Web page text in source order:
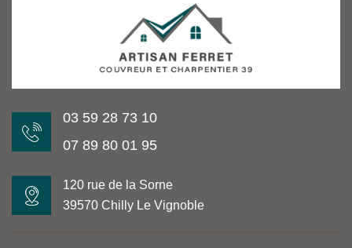
03 59 28 73 10
07 89 80 01 95
120 rue de la Sorne
39570 Chilly Le Vignoble